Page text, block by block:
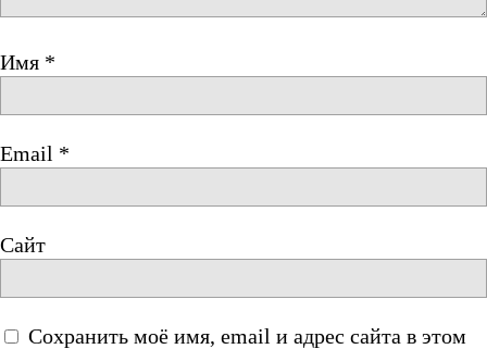
Имя *
Email *
Сайт
Сохранить моё имя, email и адрес сайта в этом